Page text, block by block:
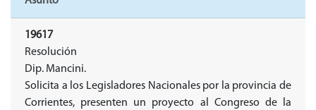
19617
Resolución
Dip. Mancini.
Solicita a los Legisladores Nacionales por la provincia de
Corrientes, presenten un proyecto al Congreso de la